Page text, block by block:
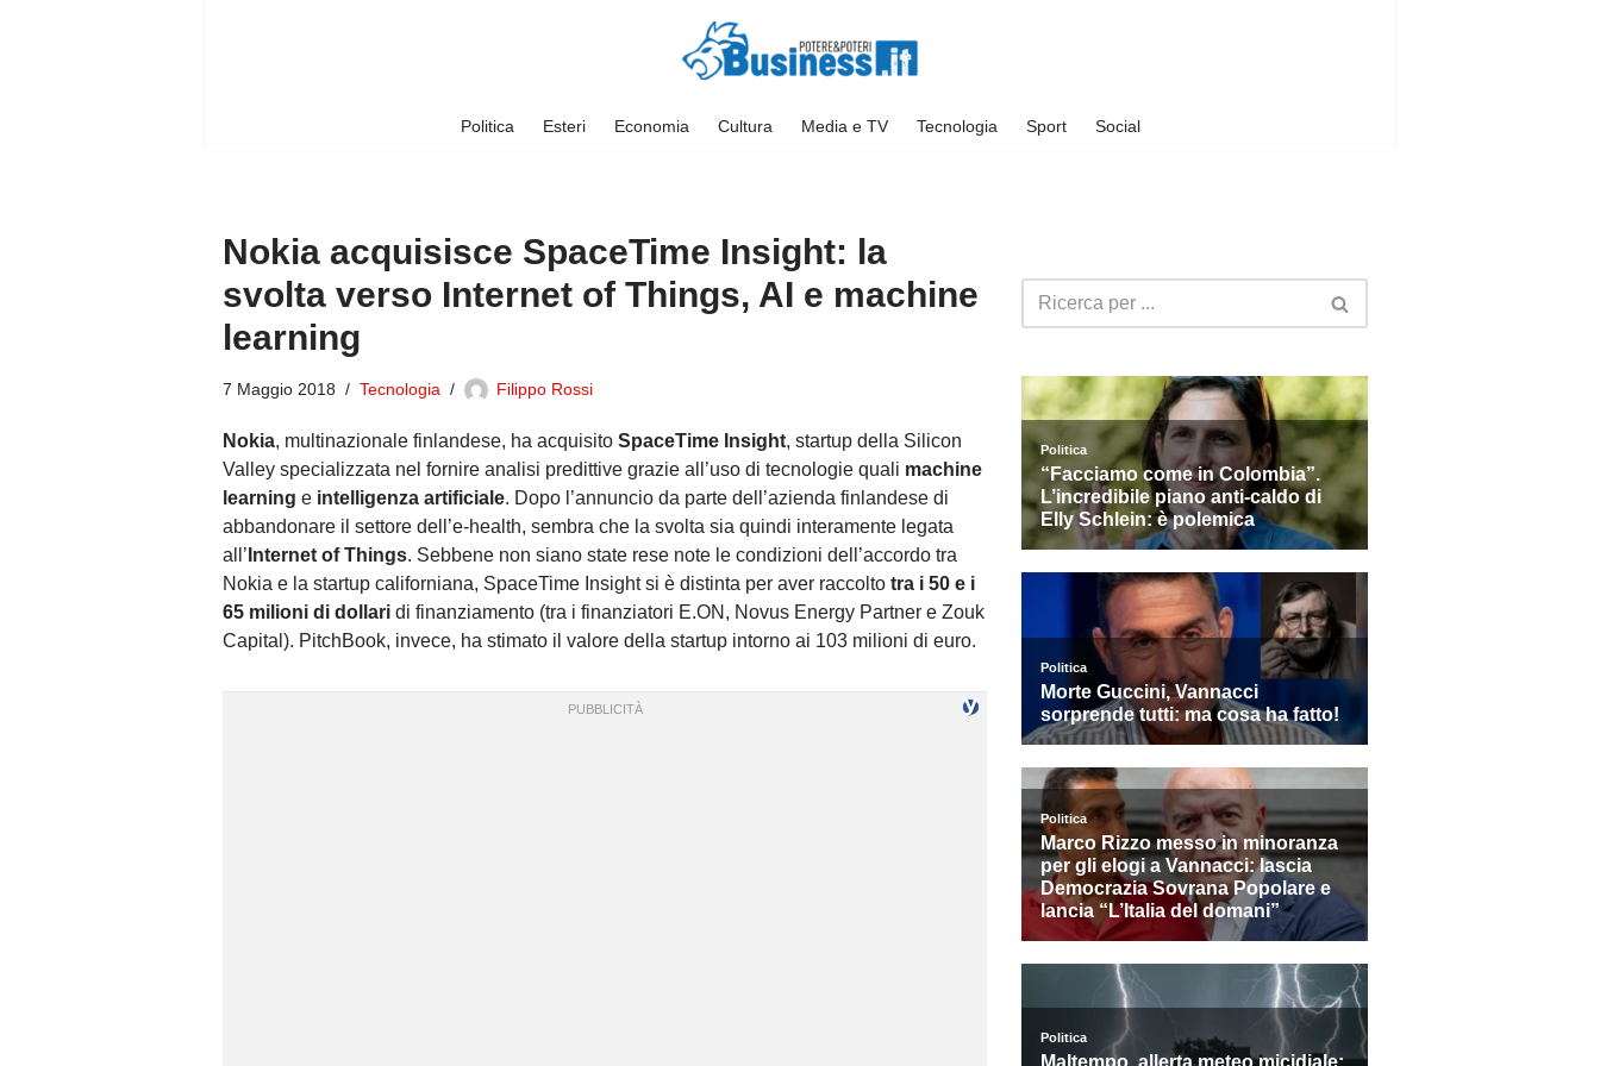
Politica Esteri Economia Cultura Media e TV Tecnologia Sport Social
Nokia acquisisce SpaceTime Insight: la
svolta verso Internet of Things, AI e machine
learning
7 Maggio 2018 Tecnologia Filippo Rossi
Nokia, multinazionale finlandese, ha acquisito SpaceTime Insight, startup della Silicon
Valley specializzata nel fornire analisi predittive grazie all’uso di tecnologie quali machine
learning e intelligenza artificiale. Dopo l’annuncio da parte dell’azienda finlandese di
abbandonare il settore dell’e-health, sembra che la svolta sia quindi interamente legata
all’ Internet of Things. Sebbene non siano state rese note le condizioni dell’accordo tra
Nokia e la startup californiana, SpaceTime Insight si è distinta per aver raccolto tra i 50 e i
65 milioni di dollari di finanziamento (tra i finanziatori E.ON, Novus Energy Partner e Zouk
Capital). PitchBook, invece, ha stimato il valore della startup intorno ai 103 milioni di euro.